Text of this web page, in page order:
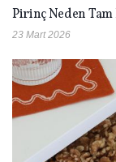
Pirinç Neden Tam
23 Mart 2026